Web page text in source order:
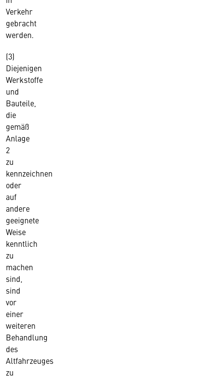
Verkehr
gebracht
werden.
(3)
Diejenigen
Werkstoffe
und
Bauteile,
die
gemäß
Anlage
2
zu
kennzeichnen
oder
auf
andere
geeignete
Weise
kenntlich
zu
machen
sind,
sind
vor
einer
weiteren
Behandlung
des
Altfahrzeuges
zu